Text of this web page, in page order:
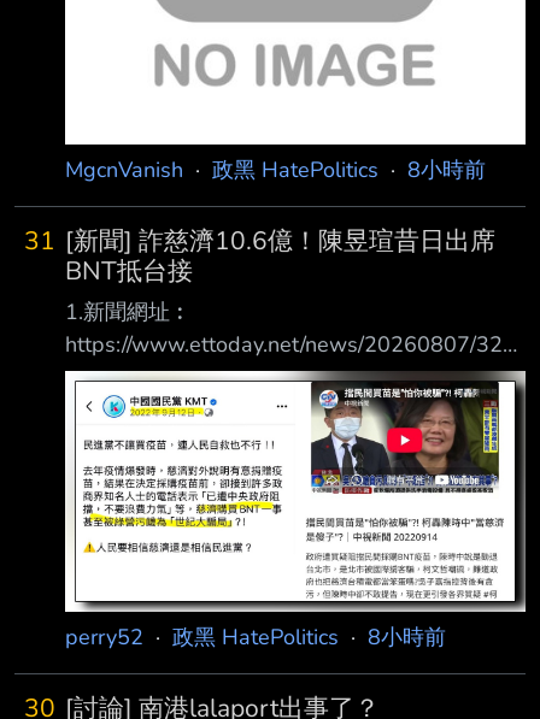
MgcnVanish · 政黑 HatePolitics · 8小時前
31 [新聞] 詐慈濟10.6億！陳昱瑄昔日出席
BNT抵台接
1.新聞網址︰
https://www.ettoday.net/news/20260807/321
5313.htm 2.新聞來源︰ ETToday 3.完整新聞標
題： 詐慈濟10.6億！陳昱瑄昔日出席BNT抵台
接機 與陳時中同框畫面曝 4.完整新聞內容︰
記者劉人豪／台北報導 慈濟基金會2021年在疫
情期間購買BNT疫苗，卻遭彰化律師公會前理事
長陳昱瑄與「互道 」宗教組織李世宗家族合
謀，騙取10.6億元「顧問費」。對此，慈濟今
（7）日發出聲明 ，強調本案經法官審理後，如
法院認定被告等人確係成立犯罪並且有犯
perry52 · 政黑 HatePolitics · 8小時前
30 [討論] 南港lalaport出事了？